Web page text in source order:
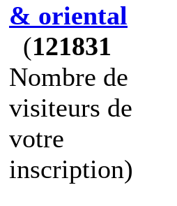
& oriental
(121831
Nombre de
visiteurs de
votre
inscription)